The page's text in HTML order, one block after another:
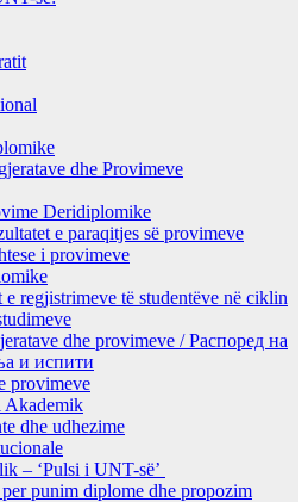
dhe Provimeve
Deridiplomike
e paraqitjes së provimeve
i provimeve
e regjistrimeve të studentëve në ciklin
dhe provimeve / Распоред на
и испити
provimeve
Akademik
dhe udhezime
– ‘Pulsi i UNT-së’
punim diplome dhe propozim